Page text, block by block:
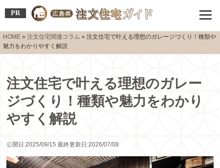
PR
HOME » 注文住宅関連コラム » 注文住宅で叶える理想のガレージづくり！種類や
魅力をわかりやすく解説
注文住宅で叶える理想のガレー
ジづくり！種類や魅力をわかり
やすく解説
公開日:2025/09/15 最終更新日:2026/07/08